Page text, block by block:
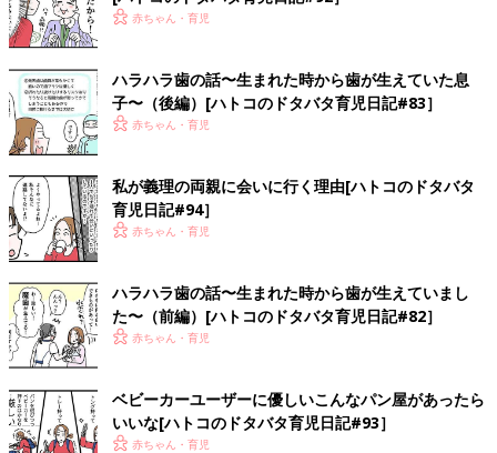
赤ちゃん・育児
ハラハラ歯の話〜生まれた時から歯が生えていた息
子〜（後編）[ハトコのドタバタ育児日記#83］
赤ちゃん・育児
私が義理の両親に会いに行く理由[ハトコのドタバタ
育児日記#94］
赤ちゃん・育児
ハラハラ歯の話〜生まれた時から歯が生えていまし
た〜（前編）[ハトコのドタバタ育児日記#82］
赤ちゃん・育児
ベビーカーユーザーに優しいこんなパン屋があったら
いいな[ハトコのドタバタ育児日記#93］
赤ちゃん・育児